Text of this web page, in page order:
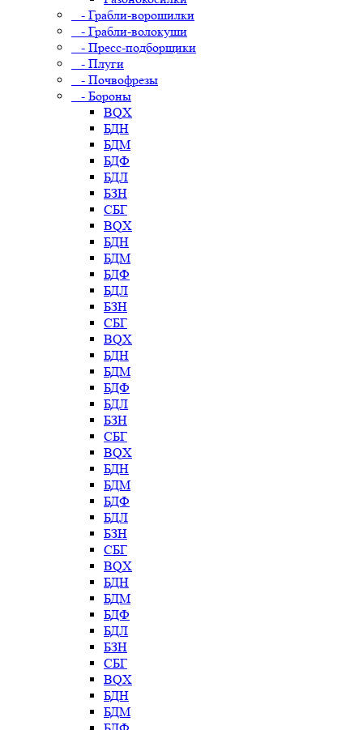
- Грабли-ворошилки
- Грабли-волокуши
- Пресс-подборщики
- Плуги
- Почвофрезы
- Бороны
BQX
БДН
БДМ
БДФ
БДЛ
БЗН
СБГ
BQX
БДН
БДМ
БДФ
БДЛ
БЗН
СБГ
BQX
БДН
БДМ
БДФ
БДЛ
БЗН
СБГ
BQX
БДН
БДМ
БДФ
БДЛ
БЗН
СБГ
BQX
БДН
БДМ
БДФ
БДЛ
БЗН
СБГ
BQX
БДН
БДМ